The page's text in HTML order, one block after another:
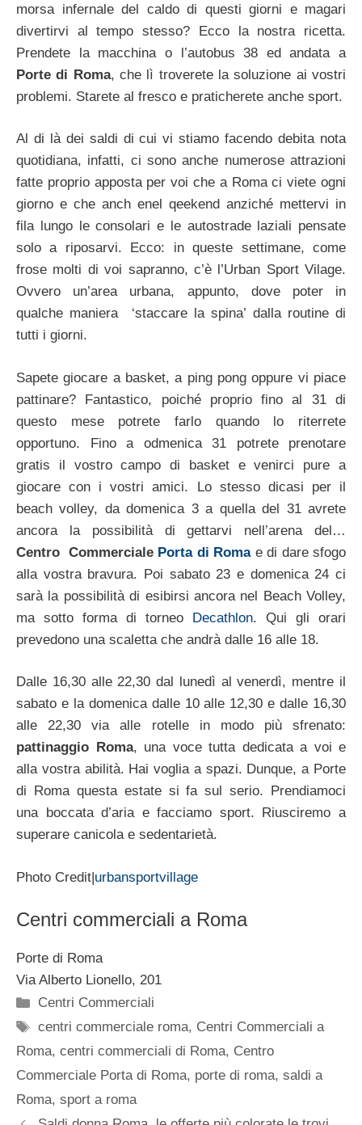
morsa infernale del caldo di questi giorni e magari
divertirvi al tempo stesso? Ecco la nostra ricetta.
Prendete la macchina o l’autobus 38 ed andata a
Porte di Roma, che lì troverete la soluzione ai vostri
problemi. Starete al fresco e praticherete anche sport.
Al di là dei saldi di cui vi stiamo facendo debita nota
quotidiana, infatti, ci sono anche numerose attrazioni
fatte proprio apposta per voi che a Roma ci viete ogni
giorno e che anch enel qeekend anziché mettervi in
fila lungo le consolari e le autostrade laziali pensate
solo a riposarvi. Ecco: in queste settimane, come
frose molti di voi sapranno, c’è l’Urban Sport Vilage.
Ovvero un’area urbana, appunto, dove poter in
qualche maniera ‘staccare la spina’ dalla routine di
tutti i giorni.
Sapete giocare a basket, a ping pong oppure vi piace
pattinare? Fantastico, poiché proprio fino al 31 di
questo mese potrete farlo quando lo riterrete
opportuno. Fino a odmenica 31 potrete prenotare
gratis il vostro campo di basket e venirci pure a
giocare con i vostri amici. Lo stesso dicasi per il
beach volley, da domenica 3 a quella del 31 avrete
ancora la possibilità di gettarvi nell’arena del…
Centro Commerciale Porta di Romae di dare sfogo
alla vostra bravura. Poi sabato 23 e domenica 24 ci
sarà la possibilità di esibirsi ancora nel Beach Volley,
ma sotto forma di torneo Decathlon. Qui gli orari
prevedono una scaletta che andrà dalle 16 alle 18.
Dalle 16,30 alle 22,30 dal lunedì al venerdì, mentre il
sabato e la domenica dalle 10 alle 12,30 e dalle 16,30
alle 22,30 via alle rotelle in modo più sfrenato:
pattinaggio Roma, una voce tutta dedicata a voi e
alla vostra abilità. Hai voglia a spazi. Dunque, a Porte
di Roma questa estate si fa sul serio. Prendiamoci
una boccata d’aria e facciamo sport. Riusciremo a
superare canicola e sedentarietà.
Photo Credit|urbansportvillage
Centri commerciali a Roma
Porte di Roma
Via Alberto Lionello, 201
Categorie
Centri Commerciali
Tag
centri commerciale roma, Centri Commerciali a
Roma, centri commerciali di Roma, Centro
Commerciale Porta di Roma, porte di roma, saldi a
Roma, sport a roma